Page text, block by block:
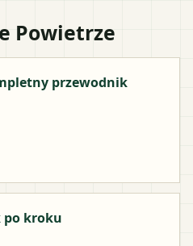
Powietrze
przewodnik
po kroku